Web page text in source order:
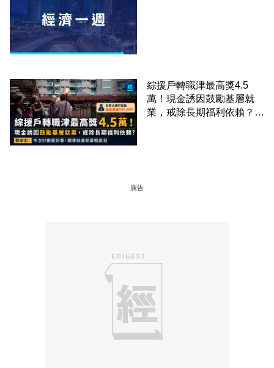
綜援戶轉職津最高獎4.5
萬！現金誘因鼓勵基層就
業，戒除長期福利依賴？鄧
廣告